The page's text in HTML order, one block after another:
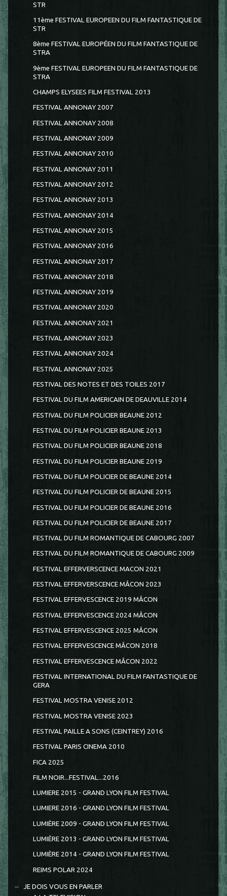
STR
11ème FESTIVAL EUROPEEN DU FILM FANTASTIQUE DE
STR
8ème FESTIVAL EUROPÉEN DU FILM FANTASTIQUE DE
STRA
9ème FESTIVAL EUROPEEN DU FILM FANTASTIQUE DE
STRA
CHAMPS ELYSEES FILM FESTIVAL 2013
FESTIVAL ANNONAY 2007
FESTIVAL ANNONAY 2008
FESTIVAL ANNONAY 2009
FESTIVAL ANNONAY 2010
FESTIVAL ANNONAY 2011
FESTIVAL ANNONAY 2012
FESTIVAL ANNONAY 2013
FESTIVAL ANNONAY 2014
FESTIVAL ANNONAY 2015
FESTIVAL ANNONAY 2016
FESTIVAL ANNONAY 2017
FESTIVAL ANNONAY 2018
FESTIVAL ANNONAY 2019
FESTIVAL ANNONAY 2020
FESTIVAL ANNONAY 2021
FESTIVAL ANNONAY 2023
FESTIVAL ANNONAY 2024
FESTIVAL ANNONAY 2025
FESTIVAL DES NOTES ET DES TOILES 2017
FESTIVAL DU FILM AMERICAIN DE DEAUVILLE 2014
FESTIVAL DU FILM POLICIER BEAUNE 2012
FESTIVAL DU FILM POLICIER BEAUNE 2013
FESTIVAL DU FILM POLICIER BEAUNE 2018
FESTIVAL DU FILM POLICIER BEAUNE 2019
FESTIVAL DU FILM POLICIER DE BEAUNE 2014
FESTIVAL DU FILM POLICIER DE BEAUNE 2015
FESTIVAL DU FILM POLICIER DE BEAUNE 2016
FESTIVAL DU FILM POLICIER DE BEAUNE 2017
FESTIVAL DU FILM ROMANTIQUE DE CABOURG 2007
FESTIVAL DU FILM ROMANTIQUE DE CABOURG 2009
FESTIVAL EFFERVERSCENCE MACON 2021
FESTIVAL EFFERVERSCENCE MÂCON 2023
FESTIVAL EFFERVESCENCE 2019 MÂCON
FESTIVAL EFFERVESCENCE 2024 MÂCON
FESTIVAL EFFERVESCENCE 2025 MÂCON
FESTIVAL EFFERVESCENCE MÂCON 2018
FESTIVAL EFFERVESCENCE MÂCON 2022
FESTIVAL INTERNATIONAL DU FILM FANTASTIQUE DE
GERA
FESTIVAL MOSTRA VENISE 2012
FESTIVAL MOSTRA VENISE 2023
FESTIVAL PAILLE A SONS (CEINTREY) 2016
FESTIVAL PARIS CINEMA 2010
FICA 2025
FILM NOIR...FESTIVAL...2016
LUMIERE 2015 - GRAND LYON FILM FESTIVAL
LUMIERE 2016 - GRAND LYON FILM FESTIVAL
LUMIÈRE 2009 - GRAND LYON FILM FESTIVAL
LUMIÈRE 2013 - GRAND LYON FILM FESTIVAL
LUMIÈRE 2014 - GRAND LYON FILM FESTIVAL
REIMS POLAR 2024
JE DOIS VOUS EN PARLER